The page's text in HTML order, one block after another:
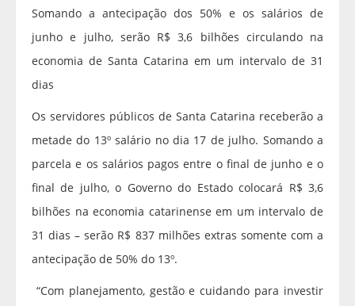
Somando a antecipação dos 50% e os salários de
junho e julho, serão R$ 3,6 bilhões circulando na
economia de Santa Catarina em um intervalo de 31
dias
Os servidores públicos de Santa Catarina receberão a
metade do 13º salário no dia 17 de julho. Somando a
parcela e os salários pagos entre o final de junho e o
final de julho, o Governo do Estado colocará R$ 3,6
bilhões na economia catarinense em um intervalo de
31 dias – serão R$ 837 milhões extras somente com a
antecipação de 50% do 13º.
“Com planejamento, gestão e cuidando para investir